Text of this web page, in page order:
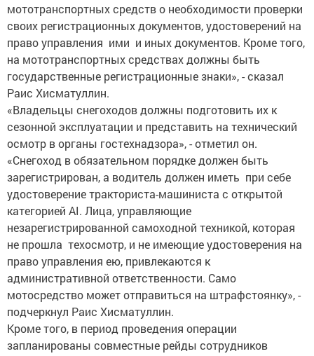
мототранспортных средств о необходимости проверки
своих регистрационных документов, удостоверений на
право управления ими и иных документов. Кроме того,
на мототранспортных средствах должны быть
государственные регистрационные знаки», - сказал
Раис Хисматуллин.
«Владельцы снегоходов должны подготовить их к
сезонной эксплуатации и представить на технический
осмотр в органы гостехнадзора», - отметил он.
«Снегоход в обязательном порядке должен быть
зарегистрирован, а водитель должен иметь при себе
удостоверение тракториста-машиниста с открытой
категорией АI. Лица, управляющие
незарегистрированной самоходной техникой, которая
не прошла техосмотр, и не имеющие удостоверения на
право управления ею, привлекаются к
административной ответственности. Само
мотосредство может отправиться на штрафстоянку», -
подчеркнул Раис Хисматуллин.
Кроме того, в период проведения операции
запланированы совместные рейды сотрудников